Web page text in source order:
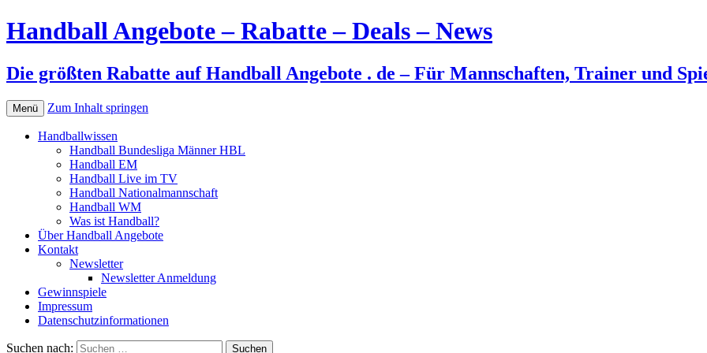
Handball Angebote – Rabatte – Deals – News
Die größten Rabatte auf Handball Angebote . de – Für Mannschaften, Trainer und
Menü Zum Inhalt springen
Handballwissen
Handball Bundesliga Männer HBL
Handball EM
Handball Live im TV
Handball Nationalmannschaft
Handball WM
Was ist Handball?
Über Handball Angebote
Kontakt
Newsletter
Newsletter Anmeldung
Gewinnspiele
Impressum
Datenschutzinformationen
Suchen nach: